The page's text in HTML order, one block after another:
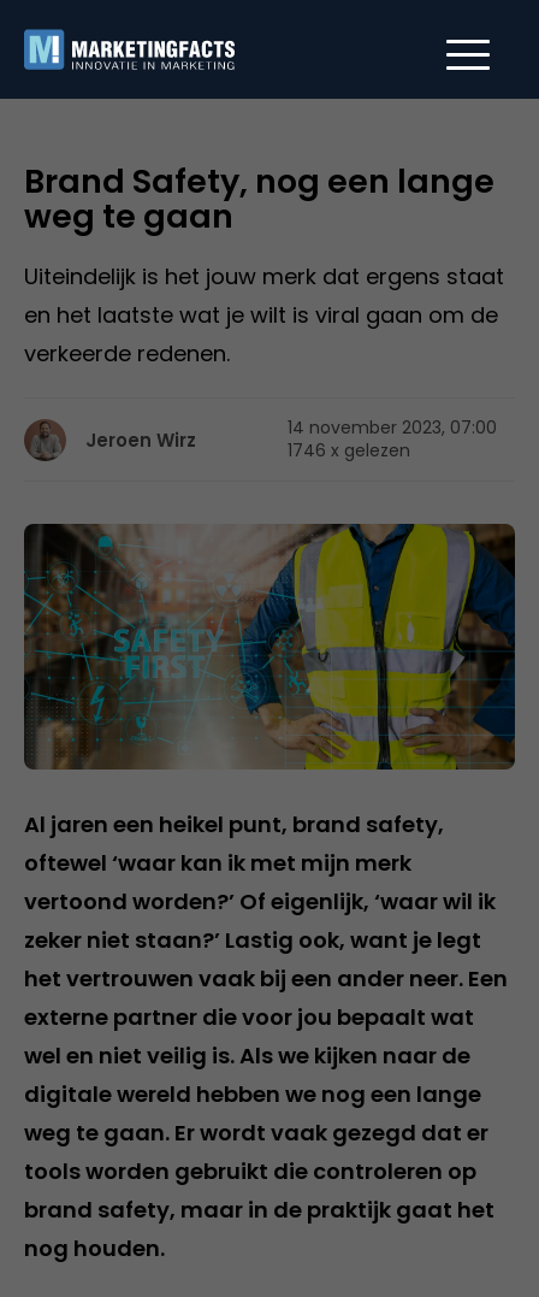
Brand Safety, nog een lange
weg te gaan
Uiteindelijk is het jouw merk dat ergens staat
en het laatste wat je wilt is viral gaan om de
verkeerde redenen.
Jeroen Wirz
14 november 2023, 07:00
1746 x gelezen
Al jaren een heikel punt, brand safety,
oftewel ‘waar kan ik met mijn merk
vertoond worden?’ Of eigenlijk, ‘waar wil ik
zeker niet staan?’ Lastig ook, want je legt
het vertrouwen vaak bij een ander neer. Een
externe partner die voor jou bepaalt wat
wel en niet veilig is. Als we kijken naar de
digitale wereld hebben we nog een lange
weg te gaan. Er wordt vaak gezegd dat er
tools worden gebruikt die controleren op
brand safety, maar in de praktijk gaat het
nog houden.